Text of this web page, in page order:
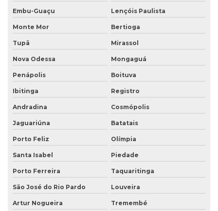
Piso vinílico borracha
Piso vinílico em manta antiderrapante
Piso vinílico em manta pastilhado antiderrapante
Placa de borracha para piso
Placas de borracha
Placas de borracha piso
Placas de sinalização em braille
Embu-Guaçu Lençóis Paulista
Monte Mor Bertioga
Tupã Mirassol
Nova Odessa Mongaguá
Penápolis Boituva
Ibitinga Registro
Andradina Cosmópolis
Jaguariúna Batatais
Porto Feliz Olímpia
Santa Isabel Piedade
Porto Ferreira Taquaritinga
São José do Rio Pardo Louveira
Artur Nogueira Tremembé